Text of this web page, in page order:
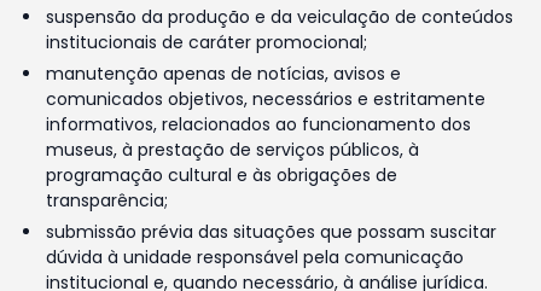
suspensão da produção e da veiculação de conteúdos
institucionais de caráter promocional;
manutenção apenas de notícias, avisos e
comunicados objetivos, necessários e estritamente
informativos, relacionados ao funcionamento dos
museus, à prestação de serviços públicos, à
programação cultural e às obrigações de
transparência;
submissão prévia das situações que possam suscitar
dúvida à unidade responsável pela comunicação
institucional e, quando necessário, à análise jurídica.